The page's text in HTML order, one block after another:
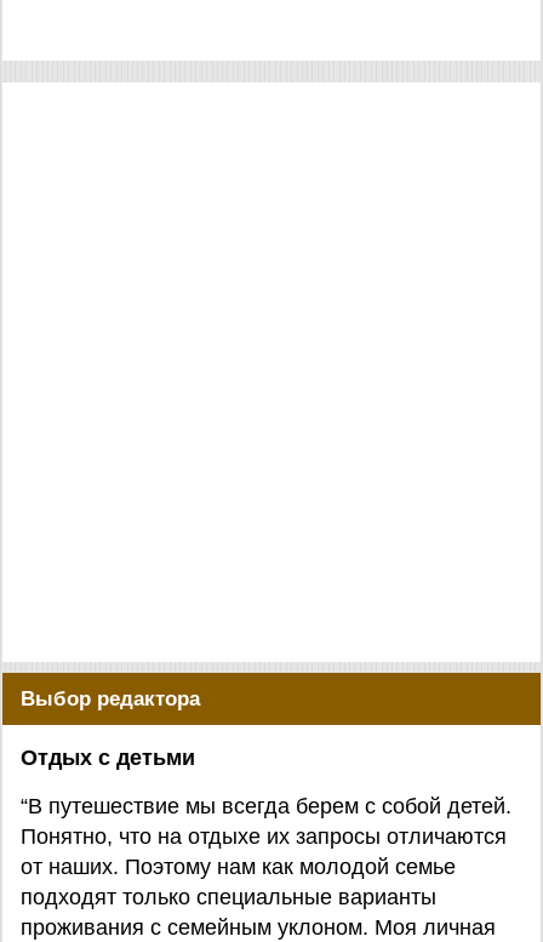
Выбор редактора
Отдых с детьми
“В путешествие мы всегда берем с собой детей.
Понятно, что на отдыхе их запросы отличаются
от наших. Поэтому нам как молодой семье
подходят только специальные варианты
проживания с семейным уклоном. Моя личная